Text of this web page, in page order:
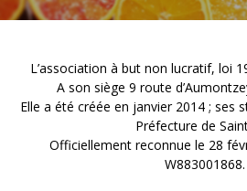
L’association à but non lucratif, loi
A son siège 9 route
Elle a été créée en janvier 2014 ; ses
Préfecture de
Officiellement reconnue le 28
W883001868.